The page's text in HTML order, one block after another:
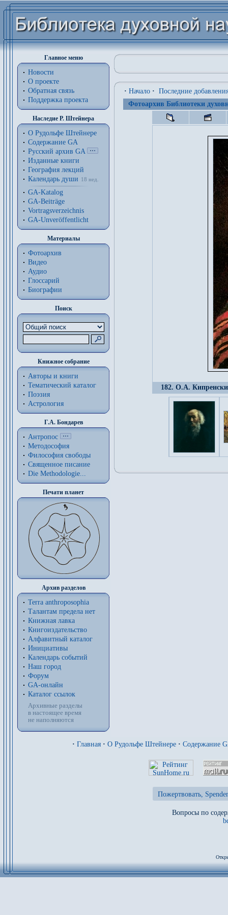
Главное меню
Новости
О проекте
Обратная связь
Поддержка проекта
Наследие Р. Штейнера
О Рудольфе Штейнере
Содержание GA
Русский архив GA
Изданные книги
География лекций
Календарь души
18 нед.
GA-Katalog
GA-Beiträge
Vortragsverzeichnis
GA-Unveröffentlicht
Материалы
Фотоархив
Видео
Аудио
Глоссарий
Биографии
Поиск
Книжное собрание
Авторы и книги
Тематический каталог
Поэзия
Астрология
Г.А. Бондарев
Антропос
Методософия
Философия cвободы
Священное писание
Die Methodologie...
Печати планет
Архив разделов
Terra anthroposophia
Талантам предела нет
Книжная лавка
Книгоиздательство
Алфавитный каталог
Инициативы
Календарь событий
Наш город
Форум
GA-онлайн
Каталог ссылок
Архивные разделы
в настоящее время
не наполняются
· Начало · Последние
Фотоархив Библиотеки
182. О.А.
· Главная · О Рудольфе Штейнере · Содержание
Пожертвовать,
Вопросы по